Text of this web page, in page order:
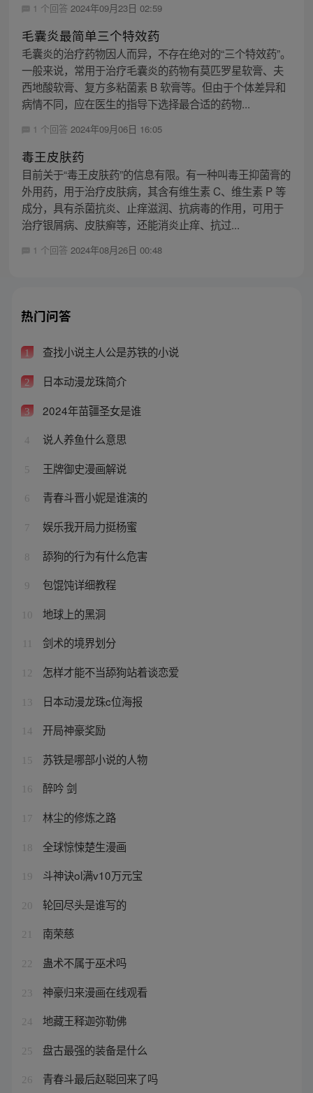
1 个回答 2024年09月23日 02:59
毛囊炎最简单三个特效药
毛囊炎的治疗药物因人而异，不存在绝对的“三个特效药”。
一般来说，常用于治疗毛囊炎的药物有莫匹罗星软膏、夫
西地酸软膏、复方多粘菌素 B 软膏等。但由于个体差异和
病情不同，应在医生的指导下选择最合适的药物...
1 个回答 2024年09月06日 16:05
毒王皮肤药
目前关于“毒王皮肤药”的信息有限。有一种叫毒王抑菌膏的
外用药，用于治疗皮肤病，其含有维生素 C、维生素 P 等
成分，具有杀菌抗炎、止痒滋润、抗病毒的作用，可用于
治疗银屑病、皮肤癣等，还能消炎止痒、抗过...
1 个回答 2024年08月26日 00:48
热门问答
1 查找小说主人公是苏铁的小说
2 日本动漫龙珠简介
3 2024年苗疆圣女是谁
4 说人养鱼什么意思
5 王牌御史漫画解说
6 青春斗晋小妮是谁演的
7 娱乐我开局力挺杨蜜
8 舔狗的行为有什么危害
9 包馄饨详细教程
10 地球上的黑洞
剑术的境界划分
12 怎样才能不当舔狗站着谈恋爱
13 日本动漫龙珠c位海报
14 开局神豪奖励
15 苏铁是哪部小说的人物
16 醉吟 剑
17 林尘的修炼之路
18 全球惊悚楚生漫画
19 斗神诀ol满v10万元宝
20 轮回尽头是谁写的
21 南荣慈
22 蛊术不属于巫术吗
23 神豪归来漫画在线观看
24 地藏王释迦弥勒佛
25 盘古最强的装备是什么
26 青春斗最后赵聪回来了吗